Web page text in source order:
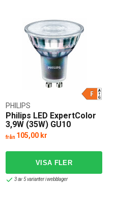
Philips LED ExpertColor
3,9W (35W) GU10
PHILIPS
från 105,00 kr
3 av 5 varianter i webblager